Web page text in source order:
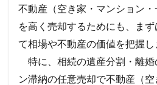
不動産（空き家・マンション・
を高く売却するためにも、ま
て相場や不動産の価値を把握し
特に、相続の遺産分割・離婚
ン滞納の任意売却で不動産（